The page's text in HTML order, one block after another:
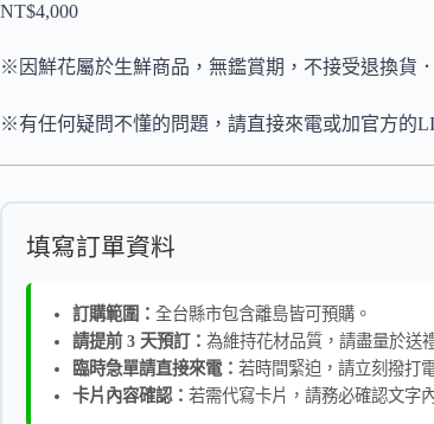
NT$4,000
※因鮮花屬於生鮮商品，無鑑賞期，不接受退換貨
※有任何疑問不懂的問題，請直接來電或加官方的
填寫訂單資料
訂購範圍： 全台縣市包含離島皆可預購。
請提前 3 天預訂： 為維持花材品質，請盡量於送
臨時急單請直接來電： 若時間緊迫，請立刻撥打
卡片內容確認： 若需代寫卡片，請務必確認文字